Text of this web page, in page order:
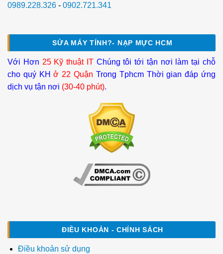
0989.228.326 - 0902.721.341
SỬA MÁY TÍNH?- NẠP MỰC HCM
Với Hơn 25 Kỹ thuật ITChúng tôi tới tận nơi làm tại chỗ
cho quý KHở 22 Quận Trong Tphcm Thời gian đáp ứng
dịch vụ tận nơi (30-40 phút).
ĐIỀU KHOẢN - CHÍNH SÁCH
Điều khoản sử dụng